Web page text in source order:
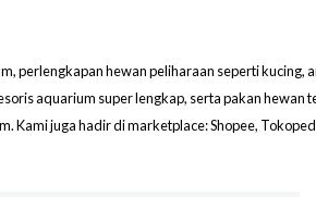
perlengkapan hewan peliharaan seperti kucing,
aquarium super lengkap, serta pakan
Kami juga hadir di marketplace: Shopee,